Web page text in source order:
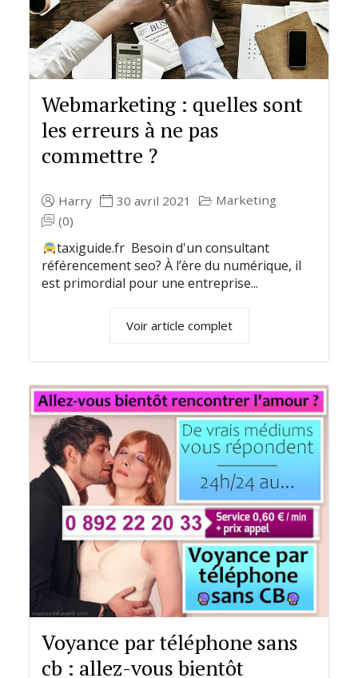
Webmarketing : quelles sont
les erreurs à ne pas
commettre ?
Harry 30 avril 2021
Marketing
(0)
taxiguide.fr Besoin d'un consultant
référencement seo? À l’ère du numérique, il
est primordial pour une entreprise...
Voir article complet
Voyance par téléphone sans
cb : allez-vous bientôt